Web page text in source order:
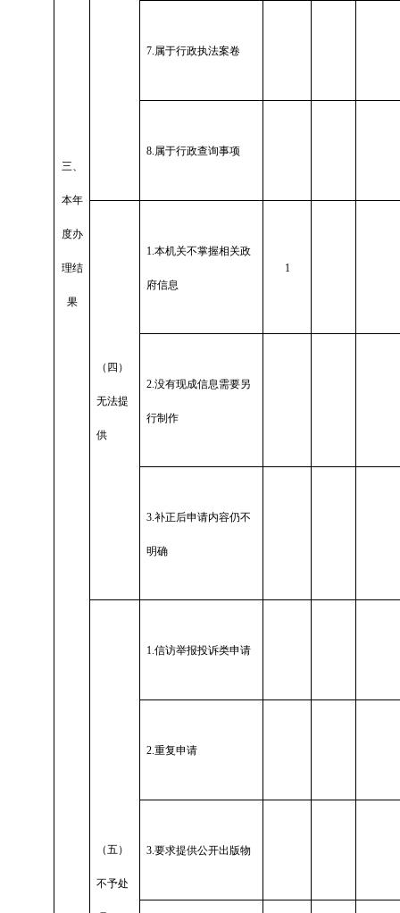
三、
本年
度办
理结
果
7.属于行政执法案卷
8.属于行政查询事项
（四）
无法提
供
1.本机关不掌握相关政
府信息
1
2.没有现成信息需要另
行制作
3.补正后申请内容仍不
明确
（五）
不予处
1.信访举报投诉类申请
2.重复申请
3.要求提供公开出版物